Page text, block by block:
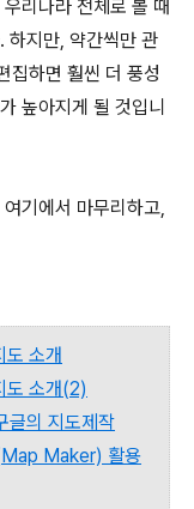
리나라 전체로 볼 때
하지만, 약간씩만 관
집하면 훨씬 더 풍성
높아지게 될 것입니
기에서 마무리하고,
소개
소개(2)
의 지도제작
Maker) 활용